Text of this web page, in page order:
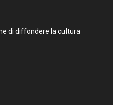
di diffondere la cultura